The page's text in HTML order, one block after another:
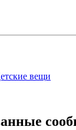
вещи